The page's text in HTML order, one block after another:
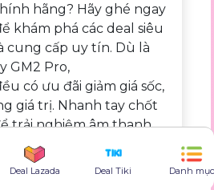
Deal Lazada Deal Tiki Danh mục
hãng? Hãy ghé ngay
khám phá các deal siêu
cung cấp uy tín. Dù là
GM2 Pro,
có ưu đãi giảm giá sốc,
giá trị. Nhanh tay chốt
trải nghiệm âm thanh